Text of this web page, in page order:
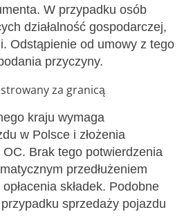
W przypadku osób
działalność gospodarczej,
Odstąpienie od umowy z tego
przyczyny.
za granicą
kraju wymaga
w Polsce i złożenia
Brak tego potwierdzenia
przedłużeniem
składek. Podobne
sprzedaży pojazdu